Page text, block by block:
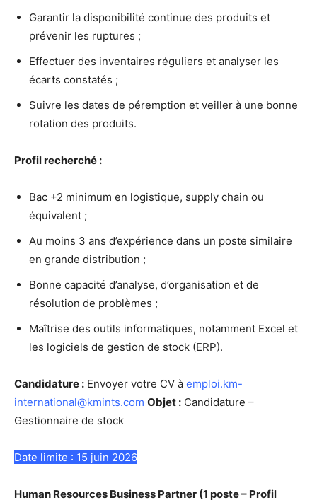
Garantir la disponibilité continue des produits et
prévenir les ruptures ;
Effectuer des inventaires réguliers et analyser les
écarts constatés ;
Suivre les dates de péremption et veiller à une bonne
rotation des produits.
Profil recherché :
Bac +2 minimum en logistique, supply chain ou
équivalent ;
Au moins 3 ans d’expérience dans un poste similaire
en grande distribution ;
Bonne capacité d’analyse, d’organisation et de
résolution de problèmes ;
Maîtrise des outils informatiques, notamment Excel et
les logiciels de gestion de stock (ERP).
Candidature : Envoyer votre CV à emploi.km-
international@kmints.com Objet : Candidature –
Gestionnaire de stock
Date limite : 15 juin 2026
Human Resources Business Partner (1 poste – Profil